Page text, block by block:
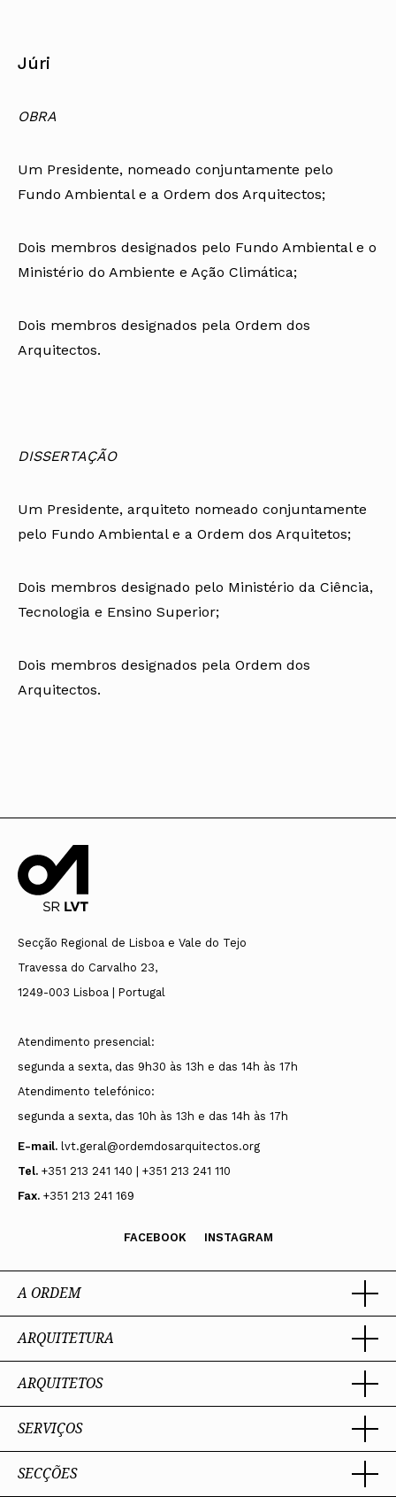
Júri
OBRA
Um Presidente, nomeado conjuntamente pelo
Fundo Ambiental e a Ordem dos Arquitectos;
Dois membros designados pelo Fundo Ambiental e o
Ministério do Ambiente e Ação Climática;
Dois membros designados pela Ordem dos
Arquitectos.
DISSERTAÇÃO
Um Presidente, arquiteto nomeado conjuntamente
pelo Fundo Ambiental e a Ordem dos Arquitetos;
Dois membros designado pelo Ministério da Ciência,
Tecnologia e Ensino Superior;
Dois membros designados pela Ordem dos
Arquitectos.
Secção Regional de Lisboa e Vale do Tejo
Travessa do Carvalho 23,
1249-003 Lisboa | Portugal
Atendimento presencial:
segunda a sexta, das 9h30 às 13h e das 14h às 17h
Atendimento telefónico:
segunda a sexta, das 10h às 13h e das 14h às 17h
E-mail. lvt.geral@ordemdosarquitectos.org
Tel. +351 213 241 140 | +351 213 241 110
Fax. +351 213 241 169
FACEBOOK INSTAGRAM
A ORDEM
Ordem dos Arquitectos
Sobre a OA
Legado
Estatuto e Regulamentos
Comissões Técnicas
Membros Honorários
Instrumentos de gestão
ARQUITETURA
Trabalhar com Arquiteto
Porquê um Arquiteto
Boas práticas
PIAAP
ARQUITETOS
Portal dos Arquitectos
Sobre o Portal
SERVIÇOS
Encomenda
SECÇÕES